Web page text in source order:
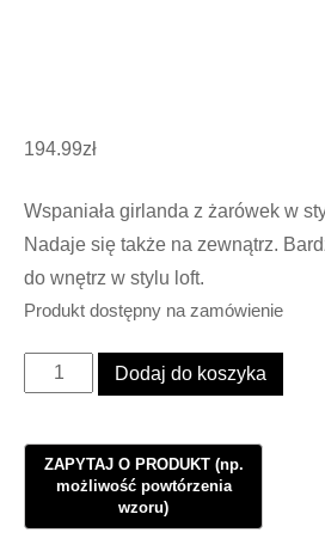
194.99zł
Wspaniała girlanda z żarówek w
Nadaje się także na zewnątrz.
do wnętrz w stylu loft.
Produkt dostępny na zamówienie
ilość
żarówek
US
Dodaj do koszyka